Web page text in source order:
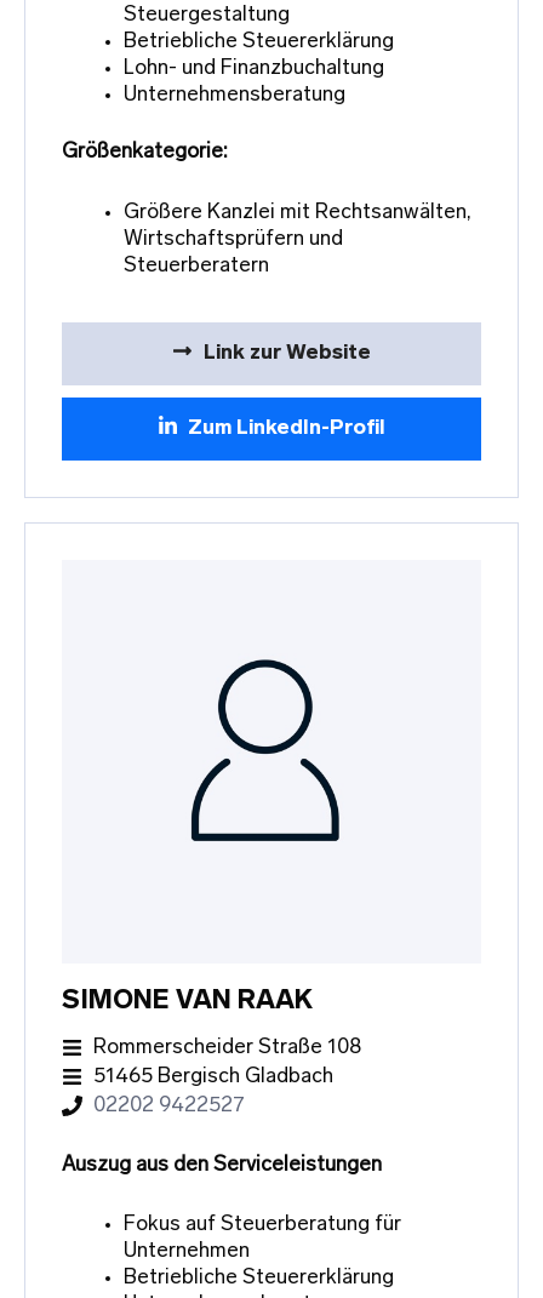
Steuergestaltung
Betriebliche Steuererklärung
Lohn- und Finanzbuchaltung
Unternehmensberatung
Größenkategorie:
Größere Kanzlei mit Rechtsanwälten,
Wirtschaftsprüfern und
Steuerberatern
Link zur Website
Zum LinkedIn-Profil
SIMONE VAN RAAK
Rommerscheider Straße 108
51465 Bergisch Gladbach
02202 9422527
Auszug aus den Serviceleistungen
Fokus auf Steuerberatung für
Unternehmen
Betriebliche Steuererklärung